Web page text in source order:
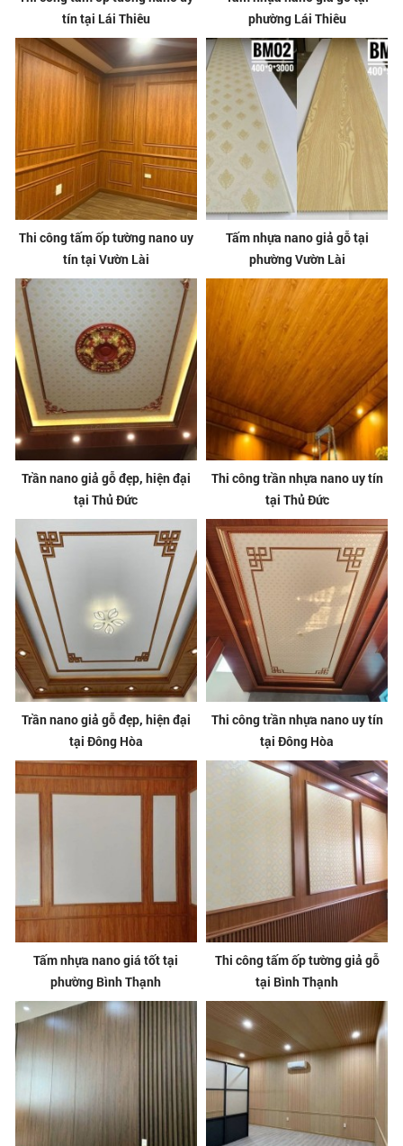
tín tại Lái Thiêu
phường Lái Thiêu
Thi công tấm ốp tường nano uy
tín tại Vườn Lài
Tấm nhựa nano giả gỗ tại
phường Vườn Lài
Trần nano giả gỗ đẹp, hiện đại
tại Thủ Đức
Thi công trần nhựa nano uy tín
tại Thủ Đức
Trần nano giả gỗ đẹp, hiện đại
tại Đông Hòa
Thi công trần nhựa nano uy tín
tại Đông Hòa
Tấm nhựa nano giá tốt tại
phường Bình Thạnh
Thi công tấm ốp tường giả gỗ
tại Bình Thạnh